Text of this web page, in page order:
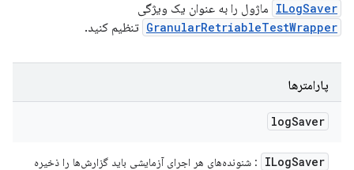
ILogSaver ماژول را به عنوان یک ویژگی
GranularRetriableTestWrapper تنظیم کنید.
پارامترها
logSaver
ILogSaver
: شنونده‌های هر اجرای آزمایشی باید گزارش‌ها را ذخیره